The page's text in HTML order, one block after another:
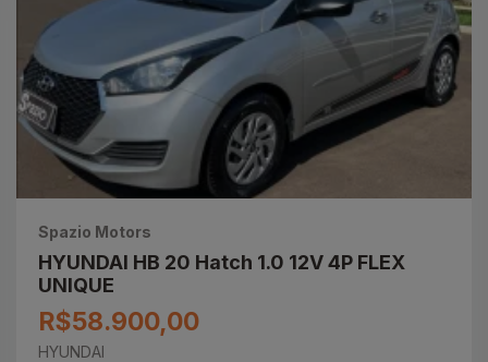
Spazio Motors
HYUNDAI HB 20 Hatch 1.0 12V 4P FLEX
UNIQUE
R$58.900,00
HYUNDAI